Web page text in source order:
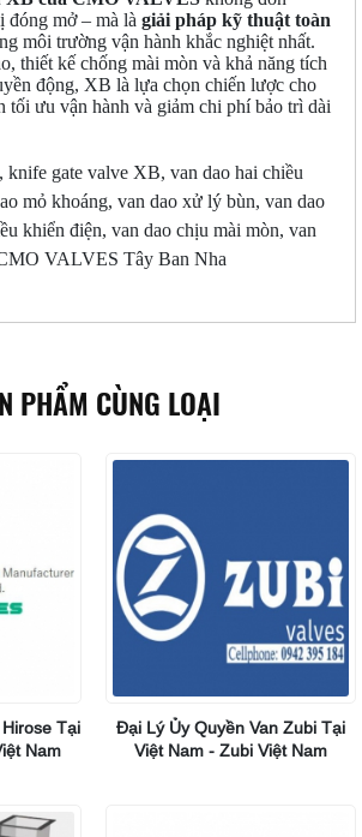
đóng mở – mà là giải pháp kỹ thuật toàn
môi trường vận hành khắc nghiệt nhất.
thiết kế chống mài mòn và khả năng tích
động, XB là lựa chọn chiến lược cho
tối ưu vận hành và giảm chi phí bảo trì dài
gate valve XB, van dao hai chiều
mỏ khoáng, van dao xử lý bùn, van dao
khiển điện, van dao chịu mài mòn, van
VALVES Tây Ban Nha
PHẨM CÙNG LOẠI
Tại
Nam
Đại Lý Ủy Quyền Van Zubi Tại
Việt Nam - Zubi Việt Nam